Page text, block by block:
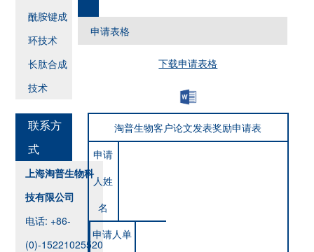
酰胺键成
环技术
长肽合成
技术
联系方
式
上海淘普生物科
技有限公司
电话: +86-
(0)-15221025520
申请表格
下载申请表格
淘普生物客户论文发表奖励申请表
申请
人姓
名
申请人单